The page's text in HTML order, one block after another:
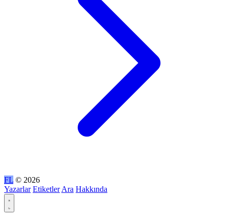
FL © 2026
Yazarlar Etiketler Ara Hakkında